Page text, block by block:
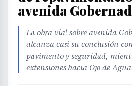
avenida
La obra vial sobre avenida
alcanza casi su conclusión
pavimento y seguridad,
extensiones hacia Ojo de Agua.